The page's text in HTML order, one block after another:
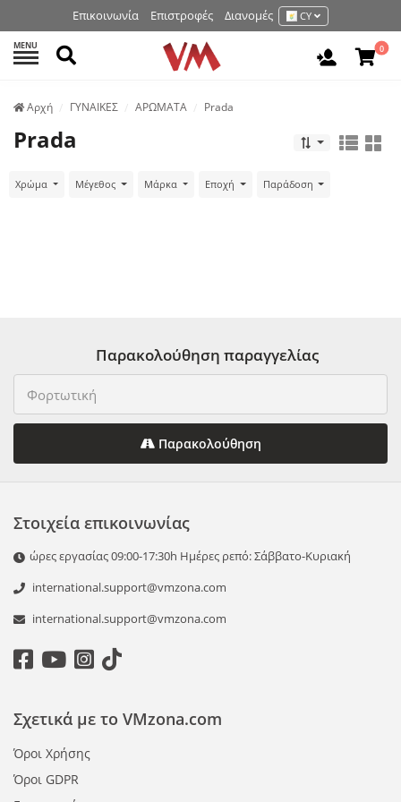
Επικοινωνία Επιστροφές Διανομές CY
MENU Αναζήτηση 0
Аρχή ΓΥΝΑΙΚΕΣ ΑΡΩΜΑΤΑ Prada
Prada
Χρώμα Μέγεθος Μάρκα Εποχή Παράδοση
Παρακολούθηση παραγγελίας
Παρακολούθηση
Στοιχεία επικοινωνίας
ώρες εργασίας 09:00-17:30h Ημέρες ρεπό: Σάββατο-Κυριακή
international.support@vmzona.com
international.support@vmzona.com
Σχετικά με το VMzona.com
Όροι Χρήσης
Όροι GDPR